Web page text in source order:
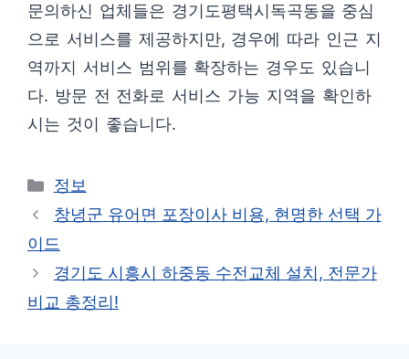
문의하신 업체들은 경기도평택시독곡동을 중심
으로 서비스를 제공하지만, 경우에 따라 인근 지
역까지 서비스 범위를 확장하는 경우도 있습니
다. 방문 전 전화로 서비스 가능 지역을 확인하
시는 것이 좋습니다.
카
테
리
정보
창녕군 유어면 포장이사 비용, 현명한 선택 가
이드
경기도 시흥시 하중동 수전교체 설치, 전문가
비교 총정리!